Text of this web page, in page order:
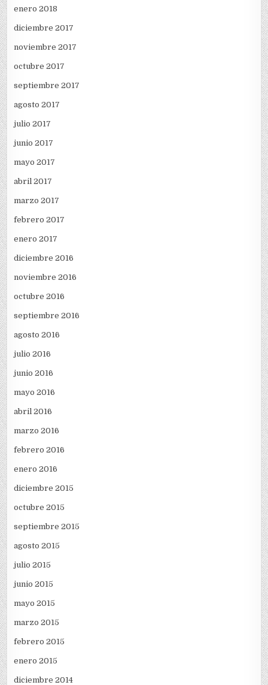
enero 2018
diciembre 2017
noviembre 2017
octubre 2017
septiembre 2017
agosto 2017
julio 2017
junio 2017
mayo 2017
abril 2017
marzo 2017
febrero 2017
enero 2017
diciembre 2016
noviembre 2016
octubre 2016
septiembre 2016
agosto 2016
julio 2016
junio 2016
mayo 2016
abril 2016
marzo 2016
febrero 2016
enero 2016
diciembre 2015
octubre 2015
septiembre 2015
agosto 2015
julio 2015
junio 2015
mayo 2015
marzo 2015
febrero 2015
enero 2015
diciembre 2014